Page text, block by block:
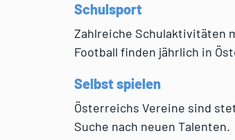
Schulsport
Zahlreiche Schulaktivitäten
Football finden jährlich in
Selbst spielen
Österreichs Vereine sind
Suche nach neuen Talenten.